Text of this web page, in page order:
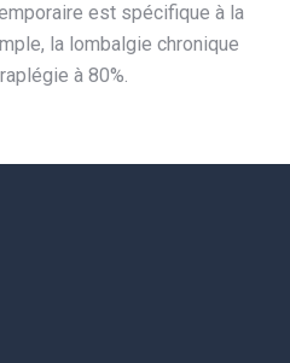
est spécifique à la
la lombalgie chronique
à 80%.